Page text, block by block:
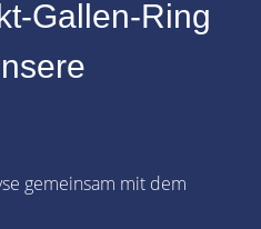
Gallen-Ring
gemeinsam mit dem